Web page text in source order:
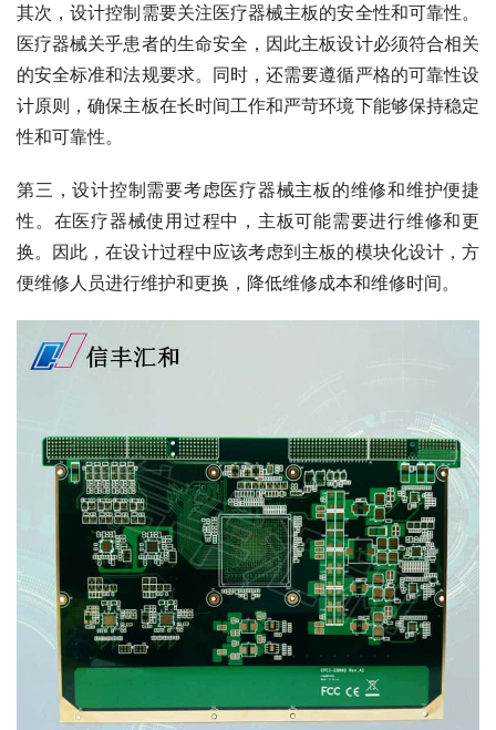
其次，设计控制需要关注医疗器械主板的安全性和可靠性。
医疗器械关乎患者的生命安全，因此主板设计必须符合相关
的安全标准和法规要求。同时，还需要遵循严格的可靠性设
计原则，确保主板在长时间工作和严苛环境下能够保持稳定
性和可靠性。
第三，设计控制需要考虑医疗器械主板的维修和维护便捷
性。在医疗器械使用过程中，主板可能需要进行维修和更
换。因此，在设计过程中应该考虑到主板的模块化设计，方
便维修人员进行维护和更换，降低维修成本和维修时间。